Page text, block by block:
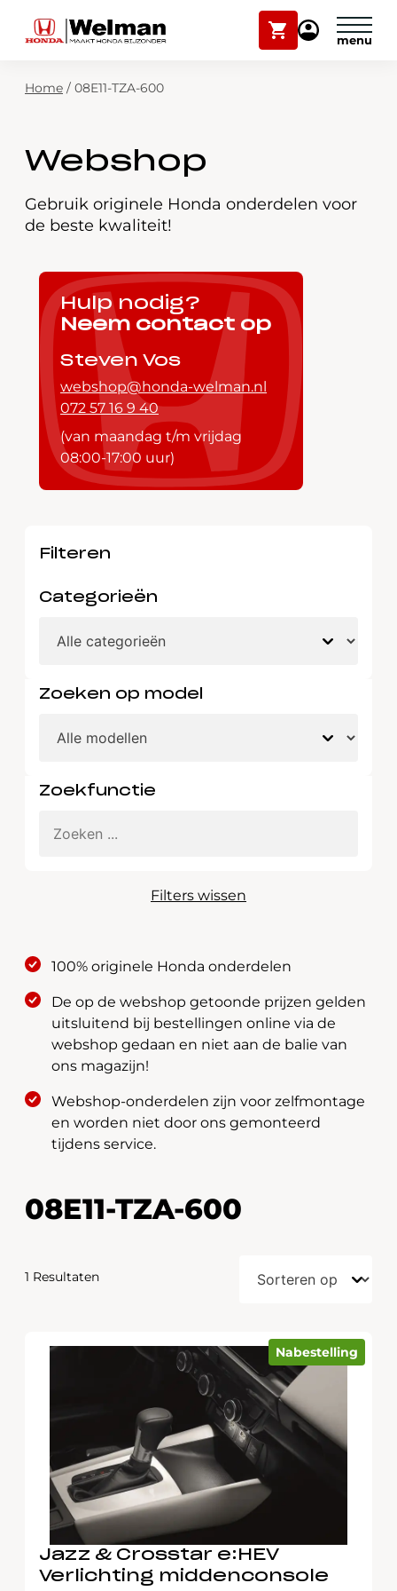
Winkelwagen
Mijn
Modellen
Over ons
Webshop
Contact
Zoekfunctie
Plan onderhoud
Mijn Honda Welman
Home / 08E11-TZA-600
Webshop
Gebruik originele Honda onderdelen voor
de beste kwaliteit!
Hulp nodig?
Neem contact op
Steven Vos
webshop@honda-welman.nl
072 57 16 9 40
(van maandag t/m vrijdag
08:00-17:00 uur)
Filteren
Categorieën
Zoeken op model
Zoekfunctie
Filters wissen
100% originele Honda onderdelen
De op de webshop getoonde prijzen gelden
uitsluitend bij bestellingen online via de
webshop gedaan en niet aan de balie van
ons magazijn!
Webshop-onderdelen zijn voor zelfmontage
en worden niet door ons gemonteerd
tijdens service.
08E11-TZA-600
1 Resultaten
Nabestelling
Jazz & Crosstar e:HEV
Verlichting middenconsole